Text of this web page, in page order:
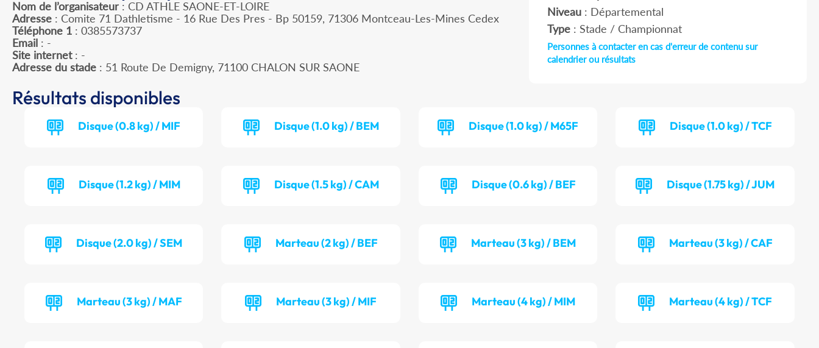
Nom de l’organisateur : CD ATHLE SAONE-ET-LOIRE
Adresse : Comite 71 Dathletisme - 16 Rue Des Pres - Bp 50159, 71306 Montceau-Les-Mines Cedex
Téléphone 1 : 0385573737
Email : -
Site internet: -
Adresse du stade : 51 Route De Demigny, 71100 CHALON SUR SAONE
Niveau: Départemental
Type: Stade / Championnat
Personnes à contacter en cas d'erreur de contenu sur
calendrier ou résultats
Résultats disponibles
Disque (0.8 kg) / MIF Disque (1.0 kg) / BEM Disque (1.0 kg) / M65F Disque (1.0 kg) / TCF
Disque (1.2 kg) / MIM Disque (1.5 kg) / CAM Disque (0.6 kg) / BEF Disque (1.75 kg) / JUM
Disque (2.0 kg) / SEM Marteau (2 kg) / BEF Marteau (3 kg) / BEM Marteau (3 kg) / CAF
Marteau (3 kg) / MAF Marteau (3 kg) / MIF Marteau (4 kg) / MIM Marteau (4 kg) / TCF